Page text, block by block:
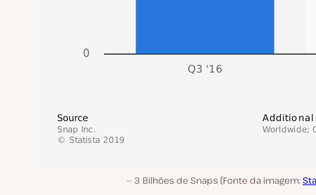
3 Bilhões de Snaps (Fonte da imagem: